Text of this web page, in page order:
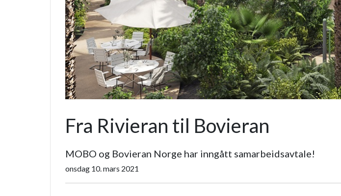
Fra Rivieran til Bovieran
MOBO og Bovieran Norge har inngått samarbeidsavtale!
onsdag 10. mars 2021